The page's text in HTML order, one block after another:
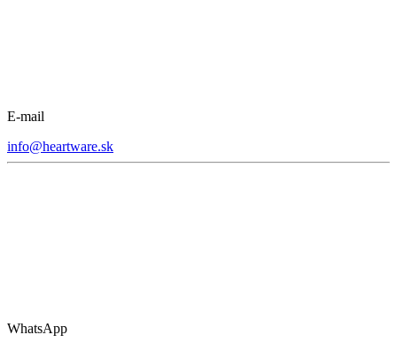
E-mail
info@heartware.sk
WhatsApp